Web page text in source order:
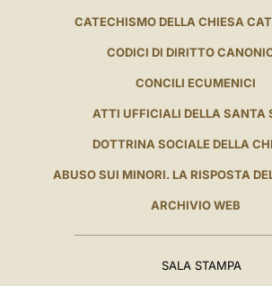
CATECHISMO DELLA CHIESA
CODICI DI DIRITTO
CONCILI ECUMENICI
ATTI UFFICIALI DELLA SANTA
DOTTRINA SOCIALE DELLA
ABUSO SUI MINORI. LA RISPOSTA
ARCHIVIO WEB
SALA STAMPA